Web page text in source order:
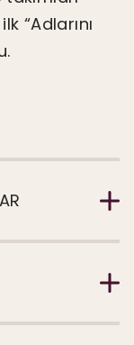
“Adlarını